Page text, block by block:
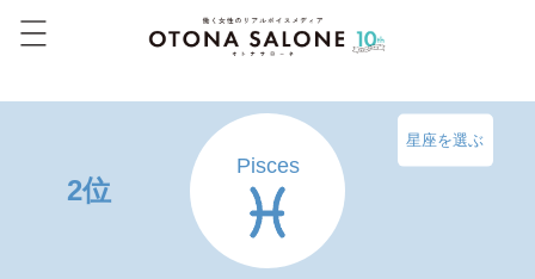
2位
Pisces
星座を選ぶ